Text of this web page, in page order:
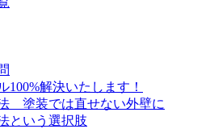
100%解決いたします！
塗装では直せない外壁に
という選択肢